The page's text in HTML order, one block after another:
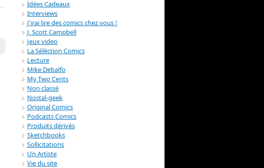
Idées Cadeaux
Interviews
J'irai lire des comics chez vous !
J. Scott Campbell
Jeux video
La Séléction Comics
Lecture
Mike Debalfo
My Two Cents
Non classé
Nostal-geek
Original Comics
Podcasts Comics
Produits dérivés
Sketchbooks
Sollicitations
Un Artiste
Vie du site